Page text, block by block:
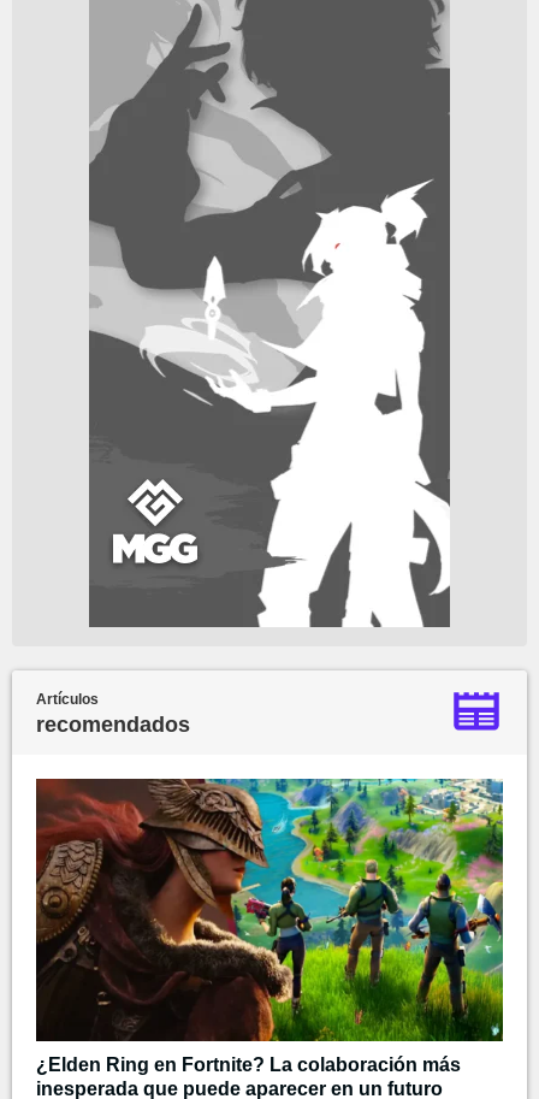
Artículos
recomendados
¿Elden Ring en Fortnite? La colaboración más
inesperada que puede aparecer en un futuro